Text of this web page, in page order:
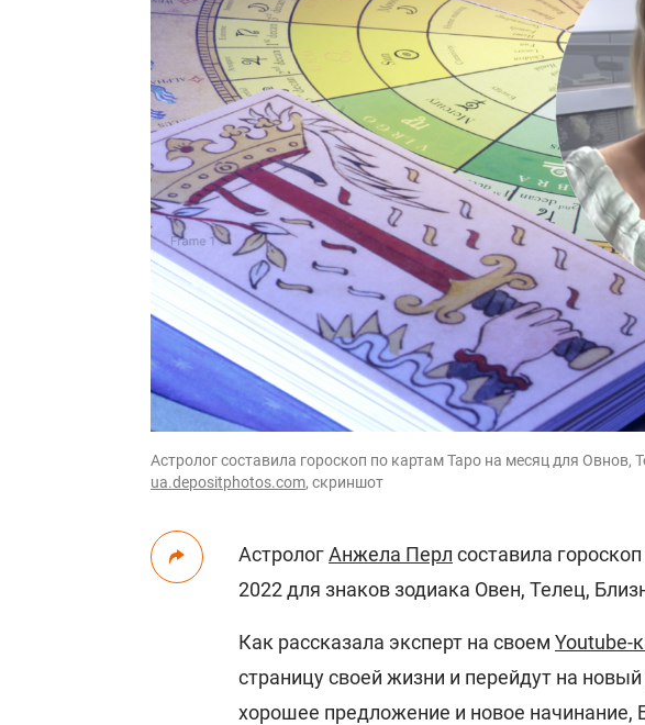
Астролог составила гороскоп по картам Таро на месяц для Овнов,
ua.depositphotos.com, скриншот
АстрологАнжела Перл составила
2022 для знаков зодиака Овен, Телец,
Как рассказала эксперт на своем Youtube-
страницу своей жизни и перейдут на
хорошее предложение и новое начинание,